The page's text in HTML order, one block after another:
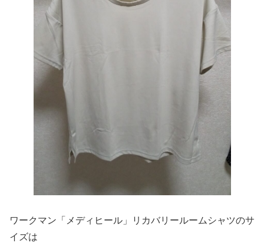
ワークマン「メディヒール」リカバリールームシャツのサ
イズは